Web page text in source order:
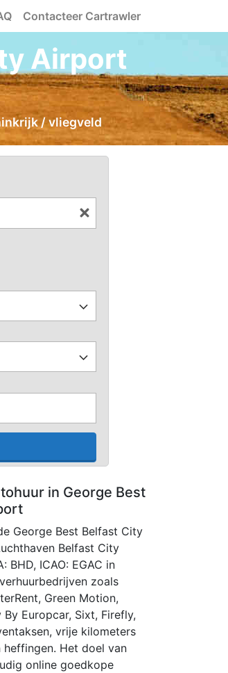
Contacteer Cartrawler
Airport
/ vliegveld
in George Best
George Best Belfast City
Belfast City
BHD, ICAO: EGAC in
zoals
Green Motion,
Europcar, Sixt, Firefly,
vrije kilometers
Het doel van
online goedkope